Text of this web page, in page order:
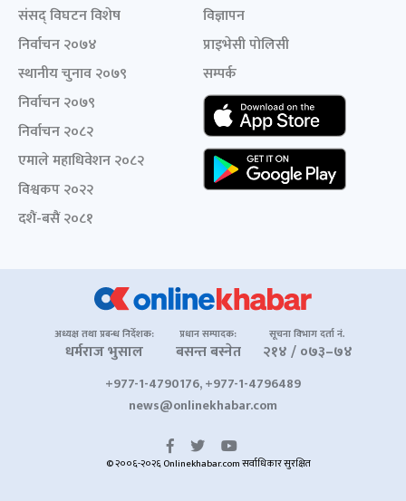
संसद् विघटन विशेष
निर्वाचन २०७४
स्थानीय चुनाव २०७९
निर्वाचन २०७९
निर्वाचन २०८२
एमाले महाधिवेशन २०८२
विश्वकप २०२२
दशैं-बसैं २०८१
विज्ञापन
प्राइभेसी पोलिसी
सम्पर्क
अध्यक्ष तथा प्रबन्ध निर्देशक:
धर्मराज भुसाल
प्रधान सम्पादक:
बसन्त बस्नेत
सूचना विभाग दर्ता नं.
२१४ / ०७३–७४
+977-1-4790176, +977-1-4796489
news@onlinekhabar.com
© २००६-२०२६ Onlinekhabar.com सर्वाधिकार सुरक्षित